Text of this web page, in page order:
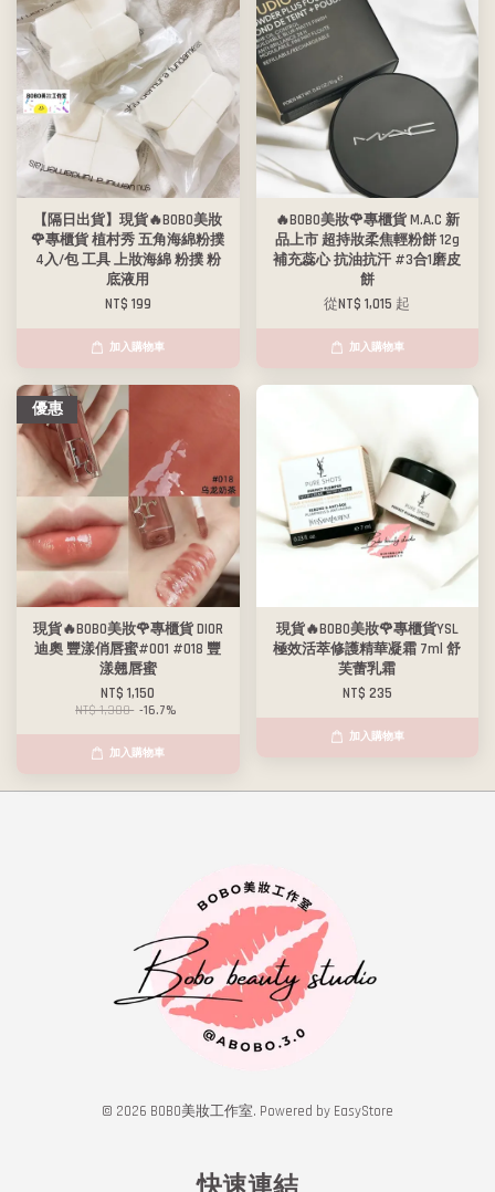
【隔日出貨】現貨🔥BOBO美妝
🌹專櫃貨 植村秀 五角海綿粉撲
4入/包 工具 上妝海綿 粉撲 粉
底液用
NT$ 199
加入購物車
🔥BOBO美妝🌹專櫃貨 M.A.C 新
品上市 超持妝柔焦輕粉餅 12g
補充蕊心 抗油抗汗 #3合1磨皮
餅
從NT$ 1,015 起
加入購物車
優惠
現貨🔥BOBO美妝🌹專櫃貨 DIOR
迪奧 豐漾俏唇蜜#001 #018 豐
漾翹唇蜜
NT$ 1,150
NT$ 1,380 -16.7%
加入購物車
現貨🔥BOBO美妝🌹專櫃貨YSL
極效活萃修護精華凝霜 7ml 舒
芙蕾乳霜
NT$ 235
加入購物車
© 2026 BOBO美妝工作室. Powered by EasyStore